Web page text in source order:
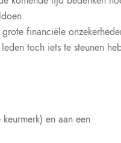
financiële
toch iets te steunen
en aan een